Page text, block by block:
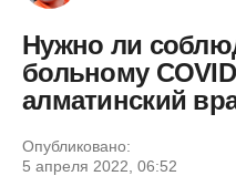
Нужно ли
больному
алматинский
Опубликовано:
5 апреля 2022, 06:52